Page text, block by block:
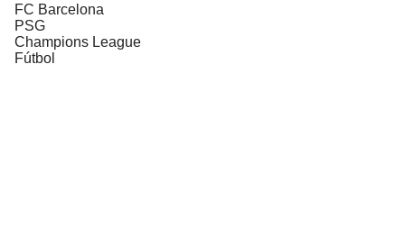
FC Barcelona
PSG
Champions League
Fútbol